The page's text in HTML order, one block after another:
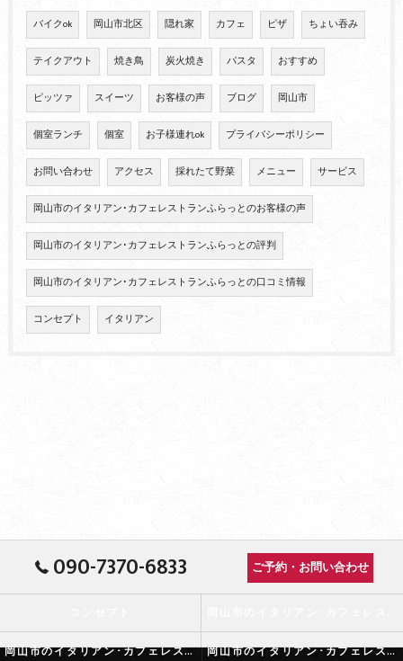
バイクok 岡山市北区 隠れ家 カフェ ピザ ちょい吞み
テイクアウト 焼き鳥 炭火焼き パスタ おすすめ
ピッツァ スイーツ お客様の声 ブログ 岡山市
個室ランチ 個室 お子様連れok プライバシーポリシー
お問い合わせ アクセス 採れたて野菜 メニュー サービス
岡山市のイタリアン･カフェレストランふらっとのお客様の声
岡山市のイタリアン･カフェレストランふらっとの評判
岡山市のイタリアン･カフェレストランふらっとの口コミ情報
コンセプト イタリアン
090-7370-6833 ご予約・お問い合わせ
岡山市のイタリアン･カフェレストランふらっとの評判 岡山市のイタリアン･カフェレストランふらっとのお客様の声